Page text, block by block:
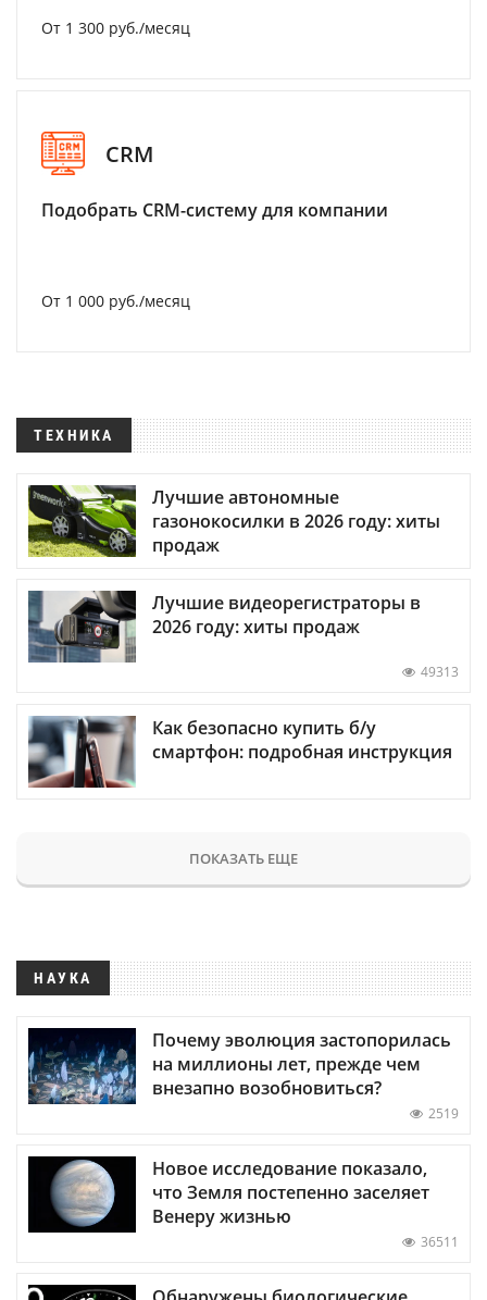
От 1 300 руб./месяц
CRM
Подобрать CRM-систему для компании
От 1 000 руб./месяц
ТЕХНИКА
Лучшие автономные
газонокосилки в 2026 году: хиты
продаж
Лучшие видеорегистраторы в
2026 году: хиты продаж
49313
Как безопасно купить б/у
смартфон: подробная инструкция
ПОКАЗАТЬ ЕЩЕ
НАУКА
Почему эволюция застопорилась
на миллионы лет, прежде чем
внезапно возобновиться?
2519
Новое исследование показало,
что Земля постепенно заселяет
Венеру жизнью
36511